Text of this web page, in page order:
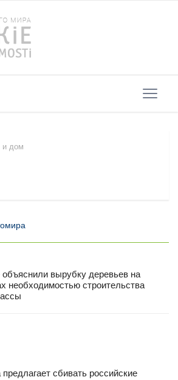
и дом
вырубку деревьев на
необходимостью строительства
сбивать российские